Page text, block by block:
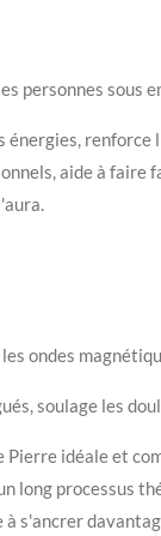
personnes sous
énergies, renforce
aide à faire
ondes
soulage les
Pierre idéale et
long processus
à s'ancrer